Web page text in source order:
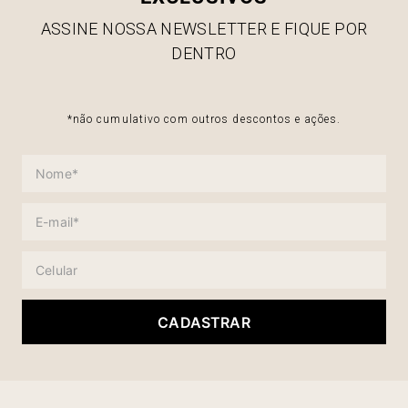
ASSINE NOSSA NEWSLETTER E FIQUE POR
DENTRO
*não cumulativo com outros descontos e ações.
CADASTRAR